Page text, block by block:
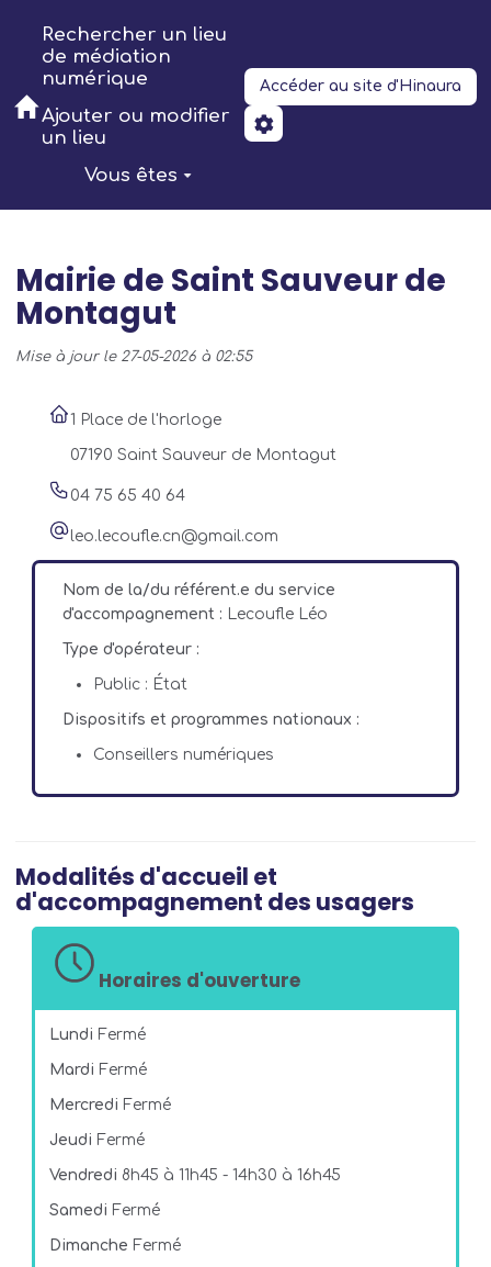
Aller au contenu principal
Rechercher un lieu
de médiation
numérique
Ajouter ou modifier
un lieu
Vous êtes
Accéder au site d'Hinaura
Mairie de Saint Sauveur de
Montagut
Mise à jour le 27-05-2026 à 02:55
1 Place de l'horloge
07190 Saint Sauveur de Montagut
04 75 65 40 64
leo.lecoufle.cn@gmail.com
Nom de la/du référent.e du service
d'accompagnement : Lecoufle Léo
Type d'opérateur :
Public : État
Dispositifs et programmes nationaux :
Conseillers numériques
Modalités d'accueil et
d'accompagnement des usagers
Horaires d'ouverture
Lundi Fermé
Mardi Fermé
Mercredi Fermé
Jeudi Fermé
Vendredi 8h45 à 11h45 - 14h30 à 16h45
Samedi Fermé
Dimanche Fermé